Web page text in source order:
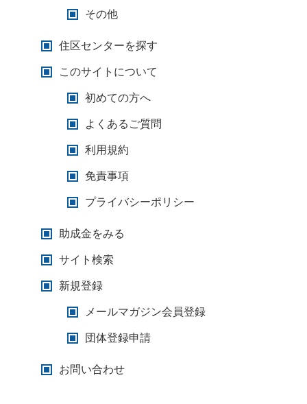
その他
住区センターを探す
このサイトについて
初めての方へ
よくあるご質問
利用規約
免責事項
プライバシーポリシー
助成金をみる
サイト検索
新規登録
メールマガジン会員登録
団体登録申請
お問い合わせ